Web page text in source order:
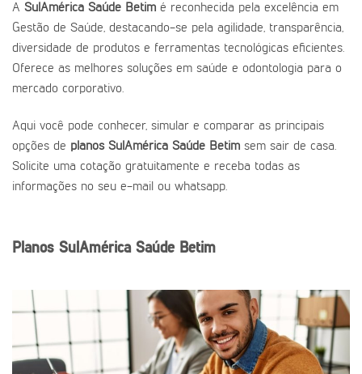
A SulAmérica Saúde Betim é reconhecida pela excelência em
Gestão de Saúde, destacando-se pela agilidade, transparência,
diversidade de produtos e ferramentas tecnológicas eficientes.
Oferece as melhores soluções em saúde e odontologia para o
mercado corporativo.
Aqui você pode conhecer, simular e comparar as principais
opções de planos SulAmérica Saúde Betim sem sair de casa.
Solicite uma cotação gratuitamente e receba todas as
informações no seu e-mail ou whatsapp.
Planos SulAmérica Saúde Betim